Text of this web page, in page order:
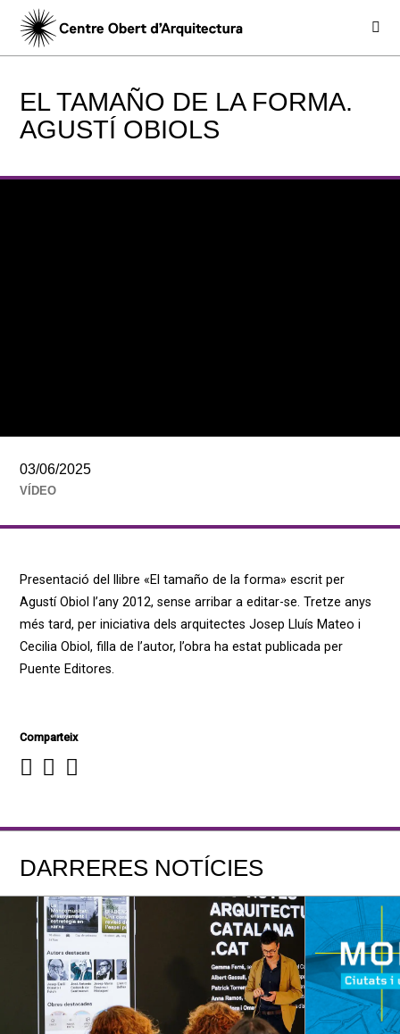
EL TAMAÑO DE LA FORMA.
AGUSTÍ OBIOLS
03/06/2025
VÍDEO
Presentació del llibre «El tamaño de la forma» escrit per
Agustí Obiol l’any 2012, sense arribar a editar-se. Tretze anys
més tard, per iniciativa dels arquitectes Josep Lluís Mateo i
Cecilia Obiol, filla de l’autor, l’obra ha estat publicada per
Puente Editores.
Comparteix
DARRERES NOTÍCIES